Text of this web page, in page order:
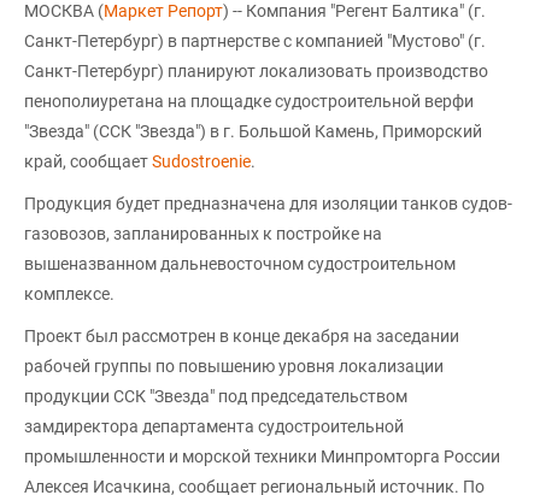
МОСКВА (Маркет Репорт) -- Компания "Регент Балтика" (г.
Санкт-Петербург) в партнерстве с компанией "Мустово" (г.
Санкт-Петербург) планируют локализовать производство
пенополиуретана на площадке судостроительной верфи
"Звезда" (ССК "Звезда") в г. Большой Камень, Приморский
край, сообщаетSudostroenie.
Продукция будет предназначена для изоляции танков судов-
газовозов, запланированных к постройке на
вышеназванном дальневосточном судостроительном
комплексе.
Проект был рассмотрен в конце декабря на заседании
рабочей группы по повышению уровня локализации
продукции ССК "Звезда" под председательством
замдиректора департамента судостроительной
промышленности и морской техники Минпромторга России
Алексея Исачкина, сообщает региональный источник. По